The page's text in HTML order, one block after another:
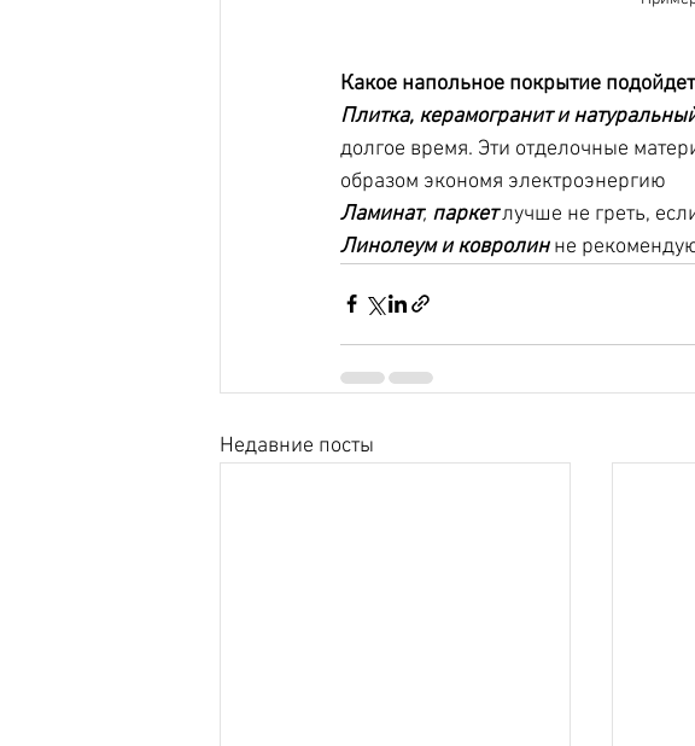
Какое напольное покрытие
Плитка, керамогранит и
долгое время. Эти отделочные
образом экономя электроэнергию
Ламинат, паркет лучше не греть,
Линолеум и ковролин не
Недавние посты